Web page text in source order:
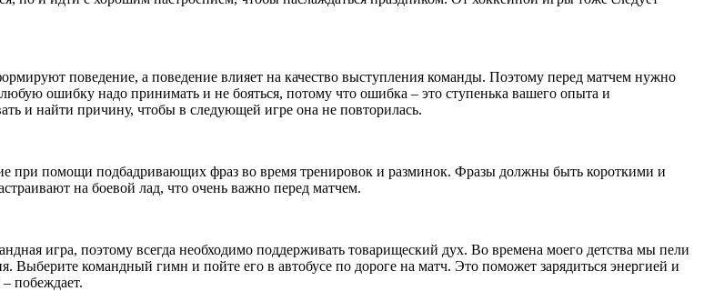
поведение, а поведение влияет на качество выступления команды. Поэтому перед матчем нужно
ошибку надо принимать и не бояться, потому что ошибка – это ступенька вашего опыта и
и найти причину, чтобы в следующей игре она не повторилась.
при помощи подбадривающих фраз во время тренировок и разминок. Фразы должны быть короткими и
на боевой лад, что очень важно перед матчем.
игра, поэтому всегда необходимо поддерживать товарищеский дух. Во времена моего детства мы пели
командный гимн и пойте его в автобусе по дороге на матч. Это поможет зарядиться энергией и
побеждает.